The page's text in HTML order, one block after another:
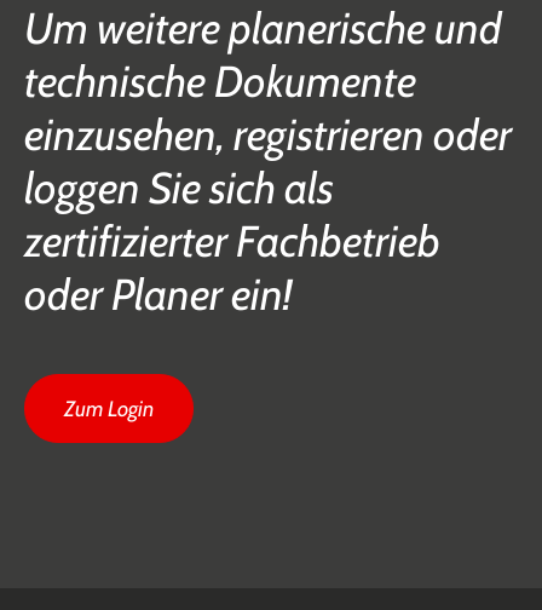
Um weitere planerische und
technische Dokumente
einzusehen, registrieren oder
loggen Sie sich als
zertifizierter Fachbetrieb
oder Planer ein!
Zum Login